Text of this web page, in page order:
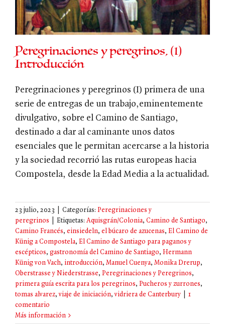
Peregrinaciones y peregrinos, (1)
Introducción
Peregrinaciones y peregrinos (I) primera de una
serie de entregas de un trabajo,eminentemente
divulgativo, sobre el Camino de Santiago,
destinado a dar al caminante unos datos
esenciales que le permitan acercarse a la historia
y la sociedad recorrió las rutas europeas hacia
Compostela, desde la Edad Media a la actualidad.
23 julio, 2023 Categorías: Peregrinaciones y
peregrinos
Etiquetas: Aquisgrán/Colonia, Camino de Santiago,
Camino Francés, einsiedeln, el búcaro de azucenas, El Camino de
Künig a Compostela, El Camino de Santiago para paganos y
escépticos, gastronomía del Camino de Santiago, Hermann
Künig von Vach, introducción, Manuel Cuenya, Monika Drerup,
Oberstrasse y Niederstrasse, Peregrinaciones y Peregrinos,
primera guía escrita para los peregrinos, Pucheros y zurrones,
tomas alvarez,viaje de iniciación,vidriera de Canterbury
1
comentario
Más información